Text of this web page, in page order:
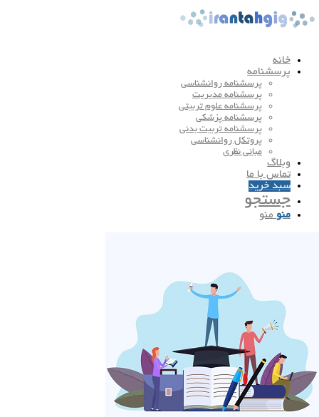
خانه
پرسشنامه
پرسشنامه روانشناسی
پرسشنامه مدیریت
پرسشنامه علوم تربیتی
پرسشنامه پزشکی
پرسشنامه تربیت بدنی
پروتکل روانشناسی
مبانی نظری
وبلاگ
تماس با ما
سبد خرید
جستجو
منو منو